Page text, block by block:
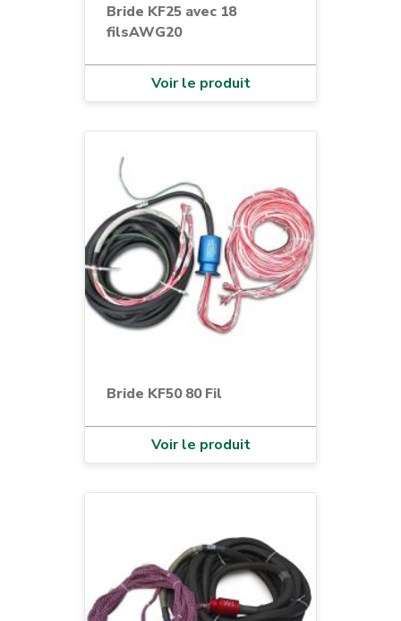
Bride KF25 avec 18
filsAWG20
Voir le produit
Bride KF50 80 Fil
Voir le produit